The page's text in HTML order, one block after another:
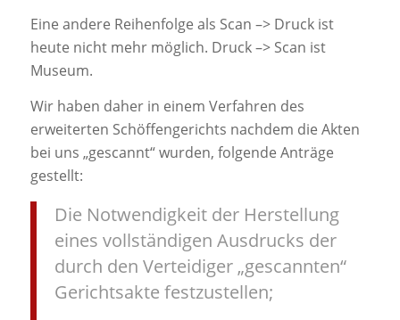
Eine andere Reihenfolge als Scan –> Druck ist
heute nicht mehr möglich. Druck –> Scan ist
Museum.
Wir haben daher in einem Verfahren des
erweiterten Schöffengerichts nachdem die Akten
bei uns „gescannt“ wurden, folgende Anträge
gestellt:
Die Notwendigkeit der Herstellung
eines vollständigen Ausdrucks der
durch den Verteidiger „gescannten“
Gerichtsakte festzustellen;